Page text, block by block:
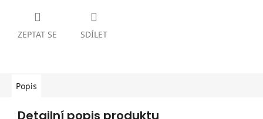
ZEPTAT SE SDÍLET
Popis
Detailní popis produktu